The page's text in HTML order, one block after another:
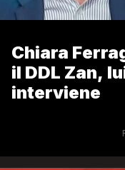
Chiara
il DDL Zan,
interviene